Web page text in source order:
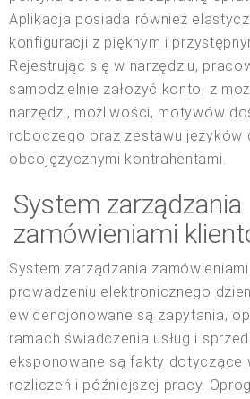
Aplikacja posiada również
konfiguracji z pięknym i
Rejestrując się w narzędziu,
samodzielnie założyć konto, z
narzędzi, możliwości, motywów
roboczego oraz zestawu języków
obcojęzycznymi kontrahentami.
System zarządzania
zamówieniami
System zarządzania
prowadzeniu elektronicznego
ewidencjonowane są zapytania,
ramach świadczenia usług i
eksponowane są fakty dotyczące
rozliczeń i późniejszej pracy.